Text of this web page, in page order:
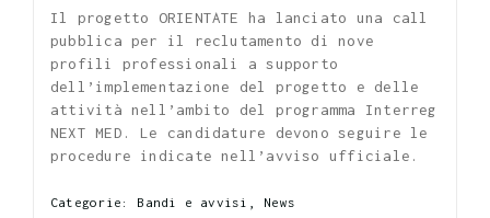
Il progetto ORIENTATE ha lanciato una call
pubblica per il reclutamento di nove
profili professionali a supporto
dell’implementazione del progetto e delle
attività nell’ambito del programma Interreg
NEXT MED. Le candidature devono seguire le
procedure indicate nell’avviso ufficiale.
Categorie: Bandi e avvisi News